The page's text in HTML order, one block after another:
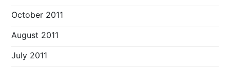
October 2011
August 2011
July 2011